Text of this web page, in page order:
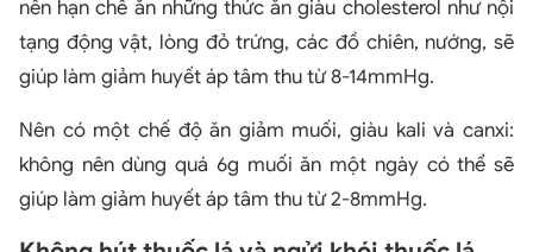
nên hạn chế ăn những thức ăn giàu cholesterol như nội
tạng động vật, lòng đỏ trứng, các đồ chiên, nướng, sẽ
giúp làm giảm huyết áp tâm thu từ 8-14mmHg.
Nên có một chế độ ăn giảm muối, giàu kali và canxi:
không nên dùng quá 6g muối ăn một ngày có thể sẽ
giúp làm giảm huyết áp tâm thu từ 2-8mmHg.